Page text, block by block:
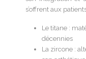
s’offrent aux
Le titane :
décennies
La zircone :